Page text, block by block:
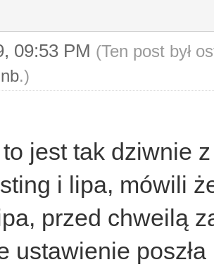
09:53 PM (Ten post był
.)
jest tak dziwnie
i lipa, mówili
przed chweilą
ustawienie